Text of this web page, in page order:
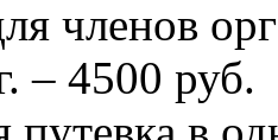
членов
– 4500 руб.